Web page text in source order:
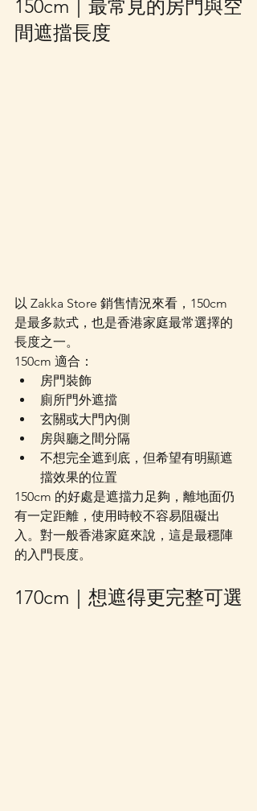
150cm｜最常見的房門與空
間遮擋長度
以 Zakka Store 銷售情況來看，150cm
是最多款式，也是香港家庭最常選擇的
長度之一。
150cm 適合：
房門裝飾
廁所門外遮擋
玄關或大門內側
房與廳之間分隔
不想完全遮到底，但希望有明顯遮
擋效果的位置
150cm 的好處是遮擋力足夠，離地面仍
有一定距離，使用時較不容易阻礙出
入。對一般香港家庭來說，這是最穩陣
的入門長度。
170cm｜想遮得更完整可選